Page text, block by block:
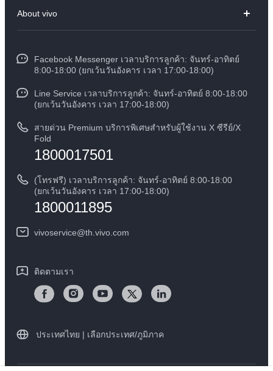
X300
Y31 5G
Funtouch OS
สอบถามเกี่ยวกับราคาอะไหล่
การตรวจยืนยันหมายเลข IMEI
คำแนะนำเกี่ยวกับบัตรรับประกันของ vivo
ดาวน์โหลด LUTs สำหรับการคืนค่า Log
About vivo
ข้อมูลข่าว
สมัครงานที่ vivo
ข้อกฏหมาย
เกี่ยวกับเรา
ศูนย์ความเป็นส่วนตัวของวีโว่
ความยั่งยืน
Facebook Messenger เวลาบริการลูกค้า: จันทร์-อาทิตย์
8:00-18:00 (ยกเว้นวันอังคาร เวลา 17:00-18:00)
Line Service เวลาบริการลูกค้า: จันทร์-อาทิตย์ 8:00-18:00
(ยกเว้นวันอังคาร เวลา 17:00-18:00)
สายด่วน Premium บริการพิเศษสำหรับผู้ใช้งาน X ซีรีย์/X
Fold
1800017501
(โทรฟรี) เวลาบริการลูกค้า: จันทร์-อาทิตย์ 8:00-18:00
(ยกเว้นวันอังคาร เวลา 17:00-18:00)
1800011895
vivoservice@th.vivo.com
ติดตามเรา
ประเทศไทย | เลือกประเทศ/ภูมิภาค